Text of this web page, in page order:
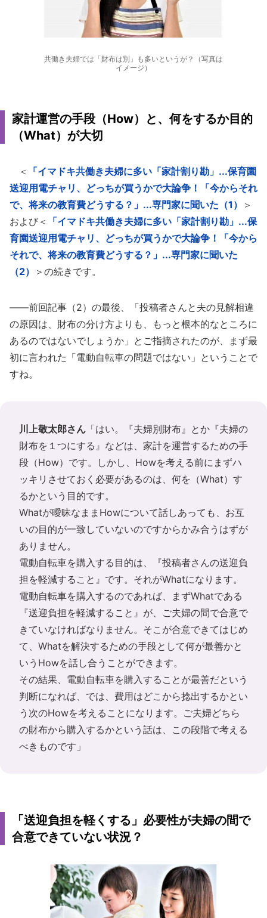
共働き夫婦では「財布は別」も多いというが？（写真は
イメージ）
家計運営の手段（How）と、何をするか目的
（What）が大切
＜
「イマドキ共働き夫婦に多い「家計割り勘」...保育園
送迎用電チャリ、どっちが買うかで大論争！「今からそれ
で、将来の教育費どうする？」...専門家に聞いた（1）
＞
および＜
「イマドキ共働き夫婦に多い「家計割り勘」...保
育園送迎用電チャリ、どっちが買うかで大論争！「今から
それで、将来の教育費どうする？」...専門家に聞いた
（2）
＞の続きです。
――前回記事（2）の最後、「投稿者さんと夫の見解相違
の原因は、財布の分け方よりも、もっと根本的なところに
あるのではないでしょうか」とご指摘されたのが、まず最
初に言われた「電動自転車の問題ではない」ということで
すね。
川上敬太郎さん 「はい。『夫婦別財布』とか『夫婦の
財布を１つにする』などは、家計を運営するための手
段（How）です。しかし、Howを考える前にまずハ
ッキリさせておく必要があるのは、何を（What）す
るかという目的です。
Whatが曖昧なままHowについて話しあっても、お互
いの目的が一致していないのですからかみ合うはずが
ありません。
電動自転車を購入する目的は、『投稿者さんの送迎負
担を軽減すること』です。それがWhatになります。
電動自転車を購入するのであれば、まずWhatである
『送迎負担を軽減すること』が、ご夫婦の間で合意で
きていなければなりません。そこが合意できてはじめ
て、Whatを解決するための手段として何が最善かと
いうHowを話し合うことができます。
その結果、電動自転車を購入することが最善だという
判断になれば、では、費用はどこから捻出するかとい
う次のHowを考えることになります。ご夫婦どちら
の財布から購入するかという話は、この段階で考える
べきものです」
「送迎負担を軽くする」必要性が夫婦の間で
合意できていない状況？